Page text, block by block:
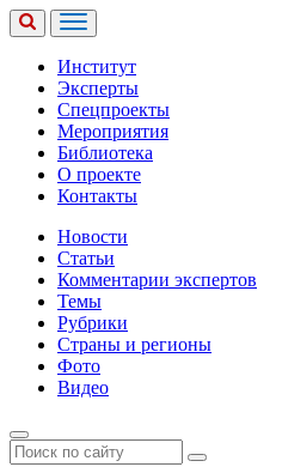
Институт
Эксперты
Спецпроекты
Мероприятия
Библиотека
О проекте
Контакты
Новости
Статьи
Комментарии экспертов
Темы
Рубрики
Страны и регионы
Фото
Видео